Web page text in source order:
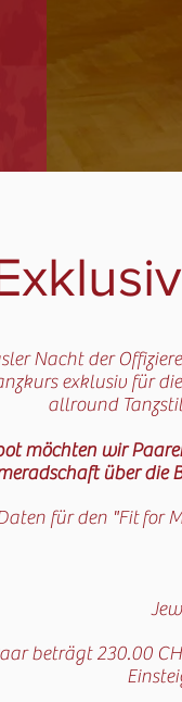
Nacht der
exklusiv für
allround
möchten wir
über die
für den "Fit for
beträgt 230.00